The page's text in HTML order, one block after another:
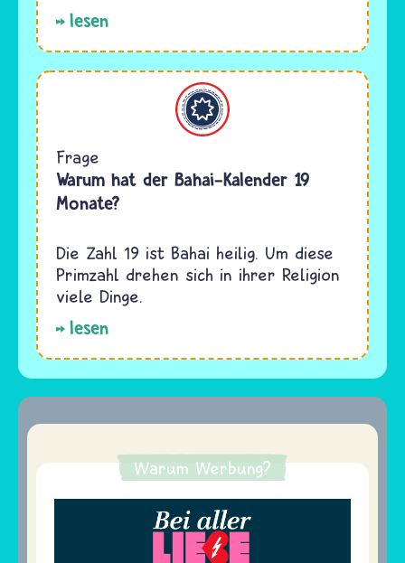
lesen
Bahaitum
Frage
Warum hat der Bahai-Kalender 19
Monate?
Die Zahl 19 ist Bahai heilig. Um diese
Primzahl drehen sich in ihrer Religion
viele Dinge.
lesen
Warum Werbung?